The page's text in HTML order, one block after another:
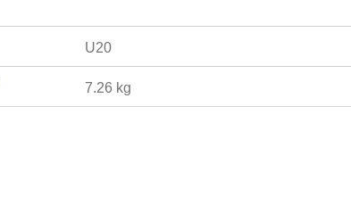
U20
7.26 kg